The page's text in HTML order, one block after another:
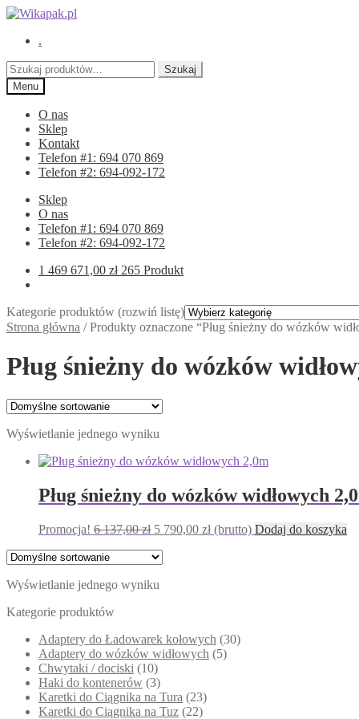
Przejdź
nawigacji
Przejdź
treści
.
Szukaj:
Szukaj
Menu
O nas
Sklep
Kontakt
Telefon #1: 694 070 869
Telefon #2: 694-092-172
Sklep
O nas
Telefon #1: 694 070 869
Telefon #2: 694-092-172
1 469 671,00 zł 265 Produkt
Kategorie produktów (rozwiń listę)
Strona główna /Produkty oznaczone “Pług śnieżny do wózków
Pług śnieżny do wózków
Wyświetlanie jednego wyniku
Pług śnieżny do wózków widłowych
Promocja! 6 137,00zł Pierwotna
wynosiła:
137,00 zł.
5 790,00 złAktualna
(brutto) Dodaj do koszyka
Wyświetlanie jednego wyniku
Kategorie produktów
Adaptery do Ładowarek kołowych (30)
Adaptery do wózków widłowych (5)
Chwytaki / dociski (10)
Haki do kontenerów (3)
Karetki do Ciągnika na Tura (23)
Karetki do Ciągnika na Tuz (22)